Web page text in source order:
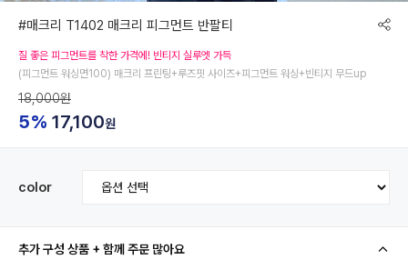
#매크리 T1402 매크리 피그먼트 반팔티
질 좋은 피그먼트를 착한 가격에! 빈티지 실루엣 가득
(피그먼트 워싱면100) 매크리 프린팅+루즈핏 사이즈+피그먼트 워싱+빈티지 무드up
18,000원
5% 17,100원
color
추가 구성 상품 + 함께 주문 많아요